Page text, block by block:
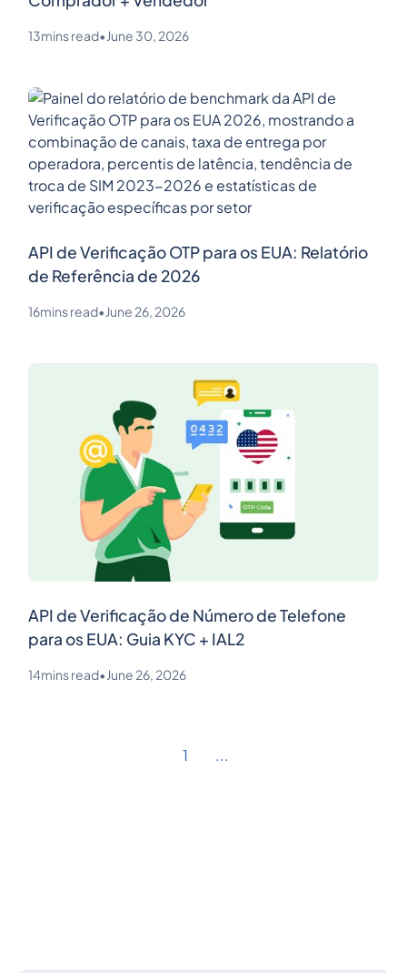
13mins read•June 30, 2026
API de Verificação OTP para os EUA: Relatório
de Referência de 2026
16mins read•June 26, 2026
API de Verificação de Número de Telefone
para os EUA: Guia KYC + IAL2
14mins read•June 26, 2026
1 ...